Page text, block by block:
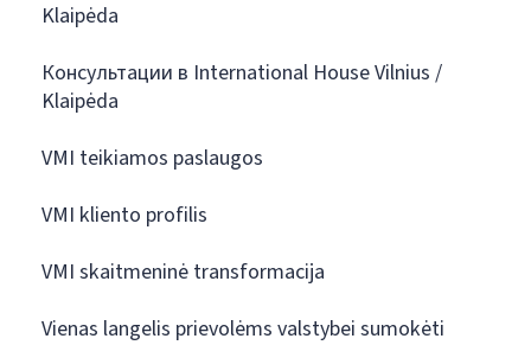
Klaipėda
Консультации в International House Vilnius /
Klaipėda
VMI teikiamos paslaugos
VMI kliento profilis
VMI skaitmeninė transformacija
Vienas langelis prievolėms valstybei sumokėti